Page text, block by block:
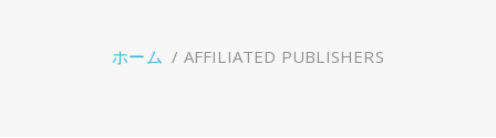
ホーム / AFFILIATED PUBLISHERS